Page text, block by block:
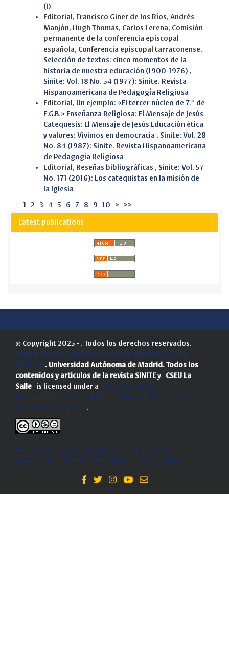
(I)
Editorial, Francisco Giner de los Ríos, Andrés
Manjón, Hugh Thomas, Carlos Lerena, Comisión
permanente de la conferencia episcopal
española, Conferencia episcopal tarraconense,
Selección de textos: cinco momentos de la
historia de nuestra educación (1900-1976) ,
Sinite: Vol. 18 No. 54 (1977): Sinite. Revista
Hispanoamericana de Pedagogía Religiosa
Editorial, Un ejemplo: «El tercer núcleo de 7.º de
E.G.B.» Enseñanza Religiosa: El Mensaje de Jesús
Catequesis: El Mensaje de Jesús Educación ética
y valores: Vivimos en democracia , Sinite: Vol. 28
No. 84 (1987): Sinite. Revista Hispanoamericana
de Pedagogía Religiosa
Editorial, Reseñas bibliográficas , Sinite: Vol. 57
No. 171 (2016): Los catequistas en la misión de
la Iglesia
1 2 3 4 5 6 7 8 9 10 > >>
Latest publications
© Copyright 2025 - . Todos los derechos reservados.
Centro Superior de Estudios Universitarios La Salle
(CSEULS). Universidad Autónoma de Madrid. Todos los
contenidos y artículos de la revista SINITEy CSEU La
Salle is licensed under a Creative Commons
Reconocimiento-NoComercial-SinObraDerivada 4.0
Internacional License.
Política de Protección de Datos -
Politica de
privacidad
- Política de cookies - Accesibilidad